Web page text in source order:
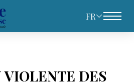
FR
VIOLENTE DES